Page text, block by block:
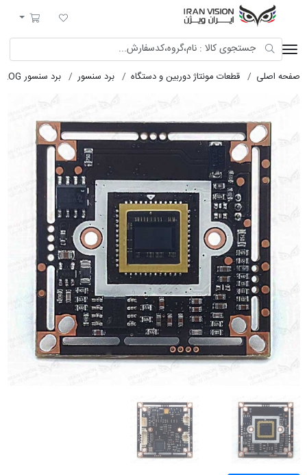
ایران ویژن لیست مورد علاقه
سبد خرید
قطعات مونتاژ دوربین و دستگاه برد سنسور برد سنسور AHD-ANALOG